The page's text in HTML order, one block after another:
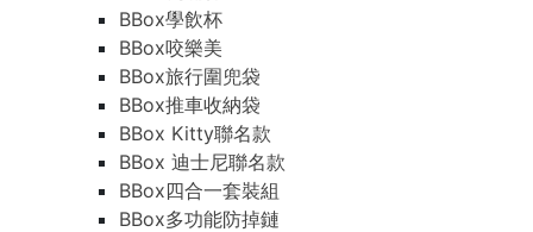
BBox學飲杯
BBox咬樂美
BBox旅行圍兜袋
BBox推車收納袋
BBox Kitty聯名款
BBox 迪士尼聯名款
BBox四合一套裝組
BBox多功能防掉鏈